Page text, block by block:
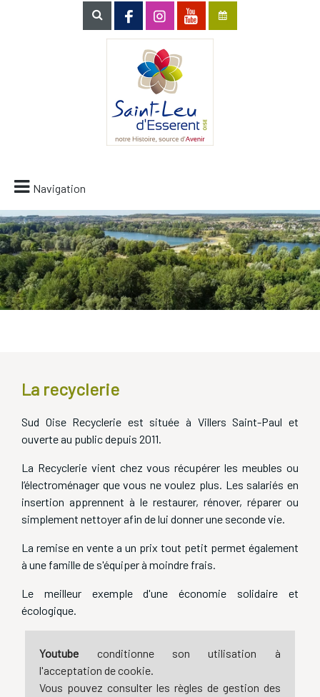
Navigation
La recyclerie
Sud Oise Recyclerie est située à Villers Saint-Paul et
ouverte au public depuis 2011.
La Recyclerie vient chez vous récupérer les meubles ou
l‘électroménager que vous ne voulez plus. Les salariés en
insertion apprennent à le restaurer, rénover, réparer ou
simplement nettoyer afin de lui donner une seconde vie.
La remise en vente a un prix tout petit permet également
à une famille de s'équiper à moindre frais.
Le meilleur exemple d'une économie solidaire et
écologique.
Youtube conditionne son utilisation à
l'acceptation de cookie.
Vous pouvez consulter les règles de gestion des